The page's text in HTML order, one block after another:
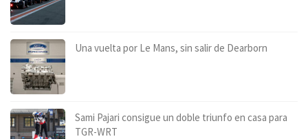
Una vuelta por Le Mans, sin salir de Dearborn
Sami Pajari consigue un doble triunfo en casa para
TGR-WRT